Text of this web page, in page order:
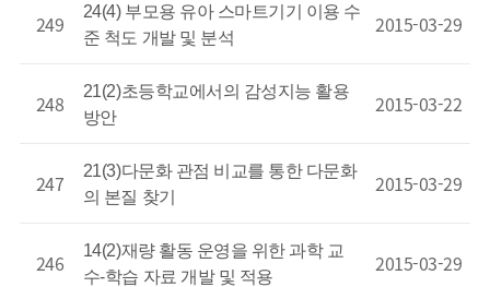
249
24(4) 부모용 유아 스마트기기 이용 수
준 척도 개발 및 분석
2015-03-29
248
21(2)초등학교에서의 감성지능 활용
방안
2015-03-22
247
21(3)다문화 관점 비교를 통한 다문화
의 본질 찾기
2015-03-29
246
14(2)재량 활동 운영을 위한 과학 교
수-학습 자료 개발 및 적용
2015-03-29